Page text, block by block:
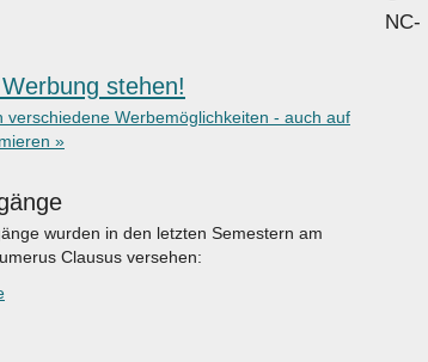
stehen!
verschiedene Werbemöglichkeiten - auch auf
»
wurden in den letzten Semestern am
Clausus versehen:
NC-